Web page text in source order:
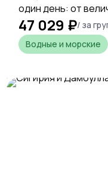
один день: от
Будды и сафари
черепашьего
крепости Галле.
новое
погружение в
47 029 ₽/ за
Водные и морские